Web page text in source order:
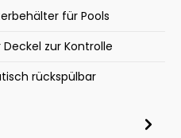
für Pools
zur Kontrolle
rückspülbar